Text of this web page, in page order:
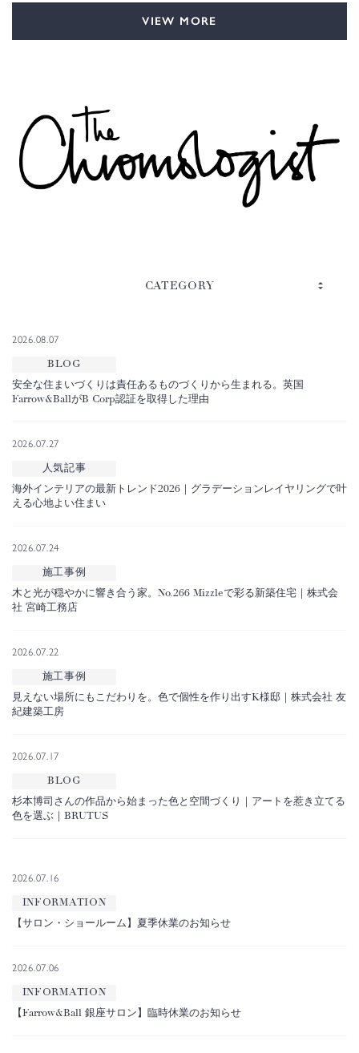
VIEW MORE
CATEGORY
2026.08.07
BLOG
安全な住まいづくりは責任あるものづくりから生まれる。英国
Farrow&BallがB Corp認証を取得した理由
2026.07.27
人気記事
海外インテリアの最新トレンド2026｜グラデーションレイヤリングで叶
える心地よい住まい
2026.07.24
施工事例
木と光が穏やかに響き合う家。No.266 Mizzleで彩る新築住宅｜株式会
社 宮崎工務店
2026.07.22
施工事例
見えない場所にもこだわりを。色で個性を作り出すK様邸｜株式会社 友
紀建築工房
2026.07.17
BLOG
杉本博司さんの作品から始まった色と空間づくり｜アートを惹き立てる
色を選ぶ｜BRUTUS
2026.07.16
INFORMATION
【サロン・ショールーム】夏季休業のお知らせ
2026.07.06
INFORMATION
【Farrow&Ball 銀座サロン】臨時休業のお知らせ